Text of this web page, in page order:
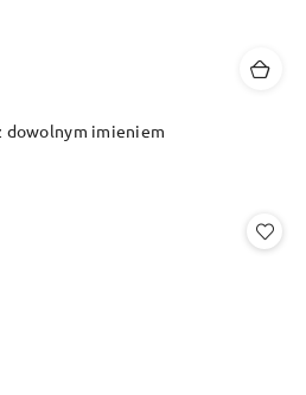
dowolnym imieniem